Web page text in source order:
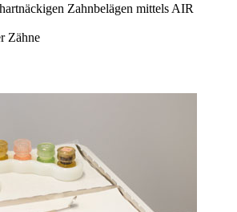
Zahnbelägen mittels AIR
Zähne